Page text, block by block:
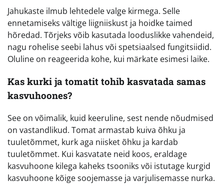
Jahukaste ilmub lehtedele valge kirmega. Selle
ennetamiseks vältige liigniiskust ja hoidke taimed
hõredad. Tõrjeks võib kasutada looduslikke vahendeid,
nagu rohelise seebi lahus või spetsiaalsed fungitsiidid.
Oluline on reageerida kohe, kui märkate esimesi laike.
Kas kurki ja tomatit tohib kasvatada samas
kasvuhoones?
See on võimalik, kuid keeruline, sest nende nõudmised
on vastandlikud. Tomat armastab kuiva õhku ja
tuuletõmmet, kurk aga niisket õhku ja kardab
tuuletõmmet. Kui kasvatate neid koos, eraldage
kasvuhoone kilega kaheks tsooniks või istutage kurgid
kasvuhoone kõige soojemasse ja varjulisemasse nurka.